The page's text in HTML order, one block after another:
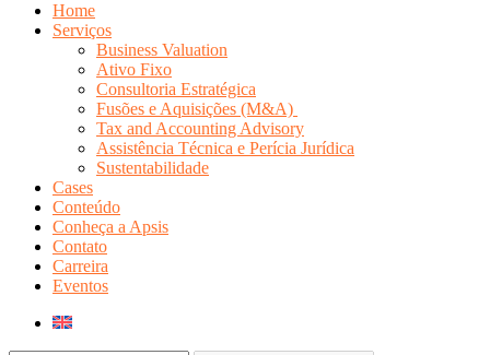
Home
Serviços
Business Valuation
Ativo Fixo
Consultoria Estratégica
Fusões e Aquisições (M&A)
Tax and Accounting Advisory
Assistência Técnica e Perícia Jurídica
Sustentabilidade
Cases
Conteúdo
Conheça a Apsis
Contato
Carreira
Eventos